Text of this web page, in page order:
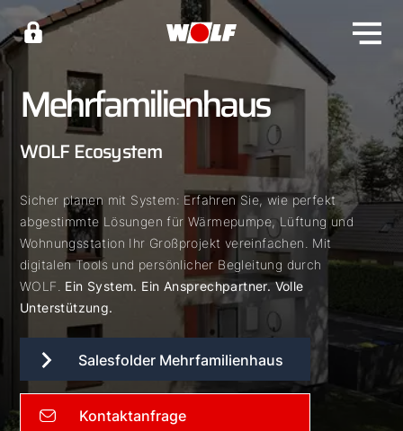
Mehrfamilienhaus
WOLF Ecosystem
Sicher planen mit System: Erfahren Sie, wie perfekt
abgestimmte Lösungen für Wärmepumpe, Lüftung und
Wohnungsstation Ihr Großprojekt vereinfachen. Mit
digitalen Tools und persönlicher Begleitung durch
WOLF. Ein System. Ein Ansprechpartner. Volle
Unterstützung.
Salesfolder Mehrfamilienhaus
Kontaktanfrage